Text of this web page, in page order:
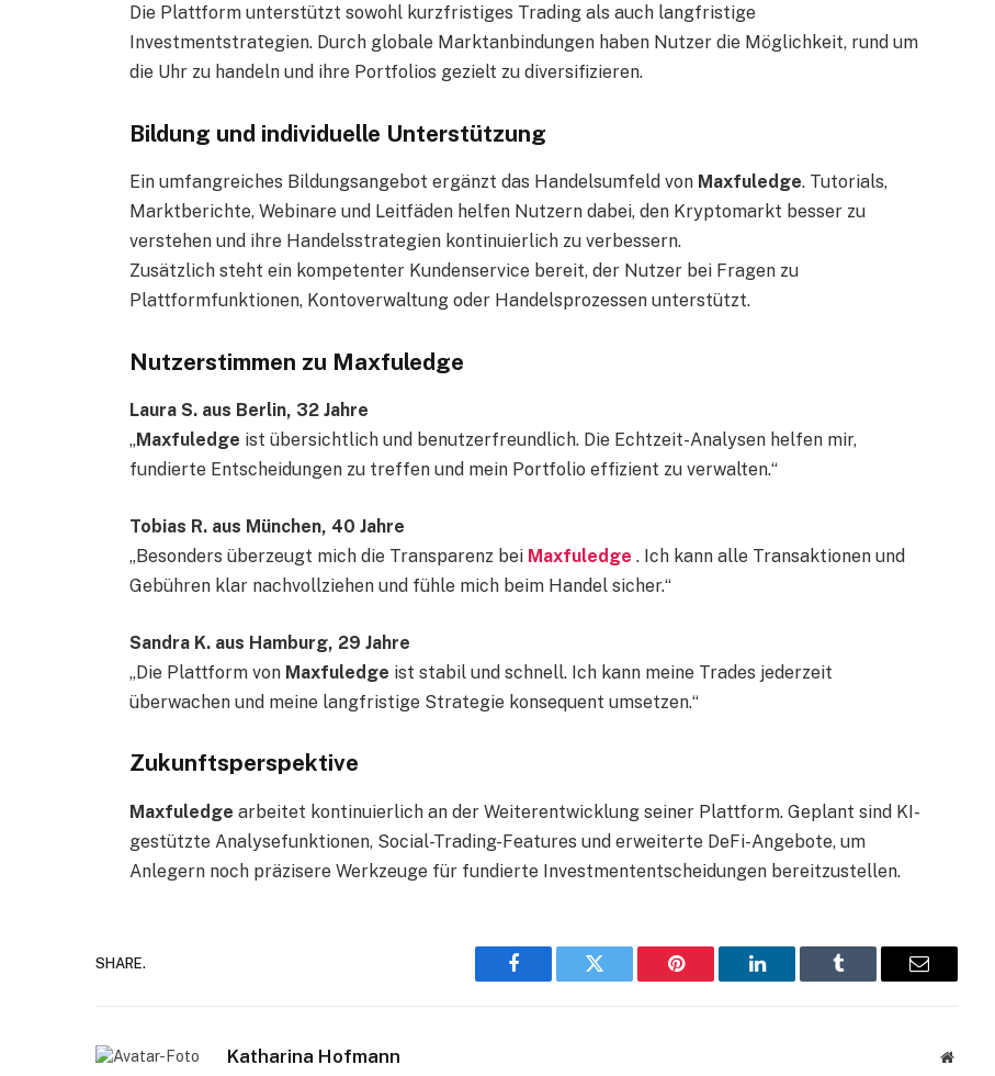
Die Plattform unterstützt sowohl kurzfristiges Trading als auch langfristige
Investmentstrategien. Durch globale Marktanbindungen haben Nutzer die Möglichkeit, rund um
die Uhr zu handeln und ihre Portfolios gezielt zu diversifizieren.
Bildung und individuelle Unterstützung
Ein umfangreiches Bildungsangebot ergänzt das Handelsumfeld von Maxfuledge. Tutorials,
Marktberichte, Webinare und Leitfäden helfen Nutzern dabei, den Kryptomarkt besser zu
verstehen und ihre Handelsstrategien kontinuierlich zu verbessern.
Zusätzlich steht ein kompetenter Kundenservice bereit, der Nutzer bei Fragen zu
Plattformfunktionen, Kontoverwaltung oder Handelsprozessen unterstützt.
Nutzerstimmen zu Maxfuledge
Laura S. aus Berlin, 32 Jahre
„Maxfuledge ist übersichtlich und benutzerfreundlich. Die Echtzeit-Analysen helfen mir,
fundierte Entscheidungen zu treffen und mein Portfolio effizient zu verwalten.“
Tobias R. aus München, 40 Jahre
„Besonders überzeugt mich die Transparenz bei Maxfuledge . Ich kann alle Transaktionen und
Gebühren klar nachvollziehen und fühle mich beim Handel sicher.“
Sandra K. aus Hamburg, 29 Jahre
„Die Plattform von Maxfuledge ist stabil und schnell. Ich kann meine Trades jederzeit
überwachen und meine langfristige Strategie konsequent umsetzen.“
Zukunftsperspektive
Maxfuledge arbeitet kontinuierlich an der Weiterentwicklung seiner Plattform. Geplant sind KI-
gestützte Analysefunktionen, Social-Trading-Features und erweiterte DeFi-Angebote, um
Anlegern noch präzisere Werkzeuge für fundierte Investmententscheidungen bereitzustellen.
SHARE.
Facebook Twitter Pinterest LinkedIn Tumblr Email
Katharina Hofmann Website